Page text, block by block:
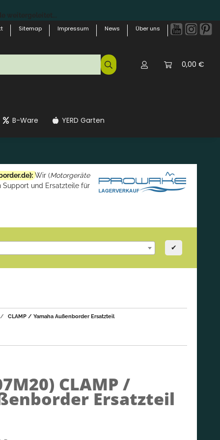
Sitemap Impressum News Über uns
0,00 €
B-Ware YERD Garten
): Wir (Motorgeräte
Support und Ersatzteile für
✔
CLAMP / Yamaha Außenborder Ersatzteil
CLAMP /
Ersatzteil